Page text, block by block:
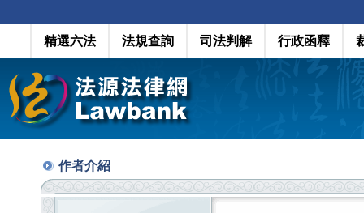
精選六法 法規查詢 司法判解 行政函釋
作者介紹